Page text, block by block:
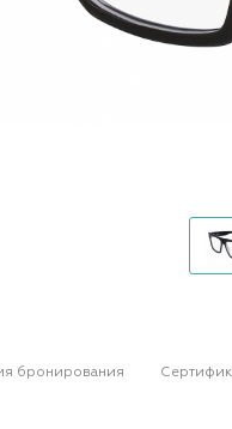
бронирования